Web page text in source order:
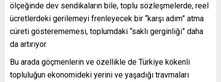
ölçeğinde dev sendikaların bile, toplu sözleşmelerde, reel
ücretlerdeki gerilemeyi frenleyecek bir “karşı adım” atma
cüreti gösterememesi, toplumdaki “saklı gerginliği” daha
da artırıyor.
Bu arada göçmenlerin ve özellikle de Türkiye kökenli
topluluğun ekonomideki yerini ve yaşadığı travmaları